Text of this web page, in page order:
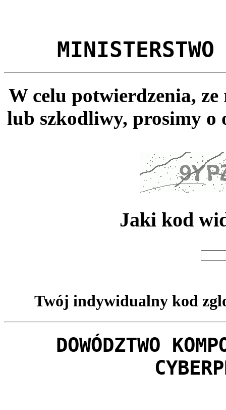
MINISTERSTWO
W celu potwierdzenia,
lub szkodliwy, prosimy o
Jaki kod
Twój indywidualny kod
DOWÓDZTWO